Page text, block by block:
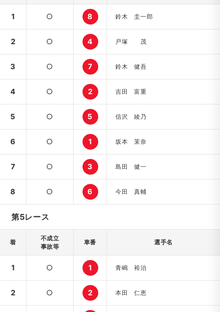
1 ○ 8 鈴木 圭一郎
2 ○ 4 戸塚 茂
3 ○ 7 鈴木 健吾
4 ○ 2 吉田 富重
5 ○ 5 信沢 綾乃
6 ○ 1 坂本 茉奈
7 ○ 3 島田 健一
8 ○ 6 今田 真輔
第5レース
着
不成立
事故等
車番 選手名
1 ○ 1 青嶋 裕治
2 ○ 2 本田 仁恵